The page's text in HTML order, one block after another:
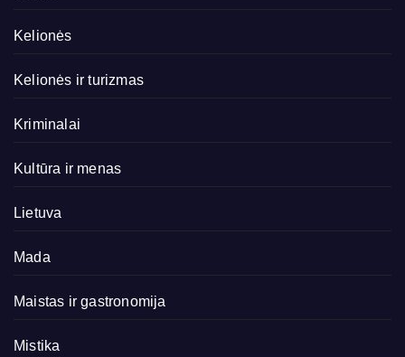
Kelionės
Kelionės ir turizmas
Kriminalai
Kultūra ir menas
Lietuva
Mada
Maistas ir gastronomija
Mistika